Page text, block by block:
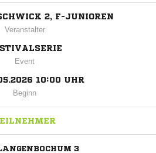
2, F-JUNIOREN
Veranstalter
Event
10:00 UHR
Beginn
3